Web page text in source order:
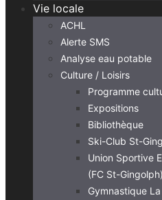
Vie locale
ACHL
Alerte SMS
Analyse eau potable
Culture / Loisirs
Programme
Expositions
Bibliothèque
Ski-Club St-
Union Sportive
(FC St-Gingolph)
Gymnastique